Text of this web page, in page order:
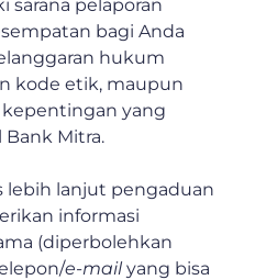
sarana pelaporan
bagi Anda
hukum
kode etik, maupun
yang
Mitra.
lebih lanjut pengaduan
informasi
(diperbolehkan
e-mailyang bisa